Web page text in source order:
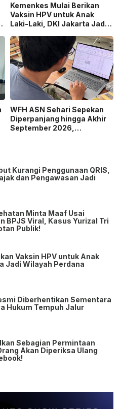
Kemenkes Mulai Berikan
Vaksin HPV untuk Anak
Laki-Laki, DKI Jakarta Jadi
BIAS 2026
WFH ASN Sehari Sepekan
Diperpanjang hingga Akhir
September 2026,
Kurangi Penggunaan QRIS,
dan Pengawasan Jadi
Minta Maaf Usai
BPJS Viral, Kasus Yurizal Tri
Publik!
Vaksin HPV untuk Anak
Jadi Wilayah Perdana
Diberhentikan Sementara
Hukum Tempuh Jalur
Sebagian Permintaan
Akan Diperiksa Ulang